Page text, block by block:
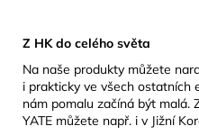
Z HK do celého světa
Na naše produkty můžete
i prakticky ve všech ostatních
nám pomalu začíná být malá.
YATE můžete např. i v Jižní